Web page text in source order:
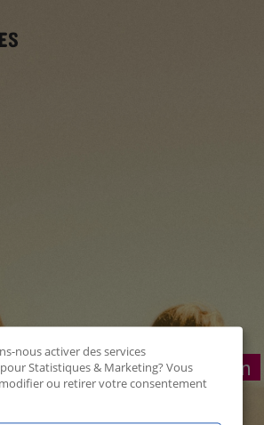
Connexion
nous activer des services
Statistiques & Marketing? Vous
ou retirer votre consentement